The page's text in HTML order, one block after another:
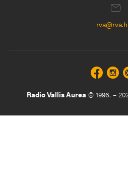
Radio Vallis Aurea © 1996. –